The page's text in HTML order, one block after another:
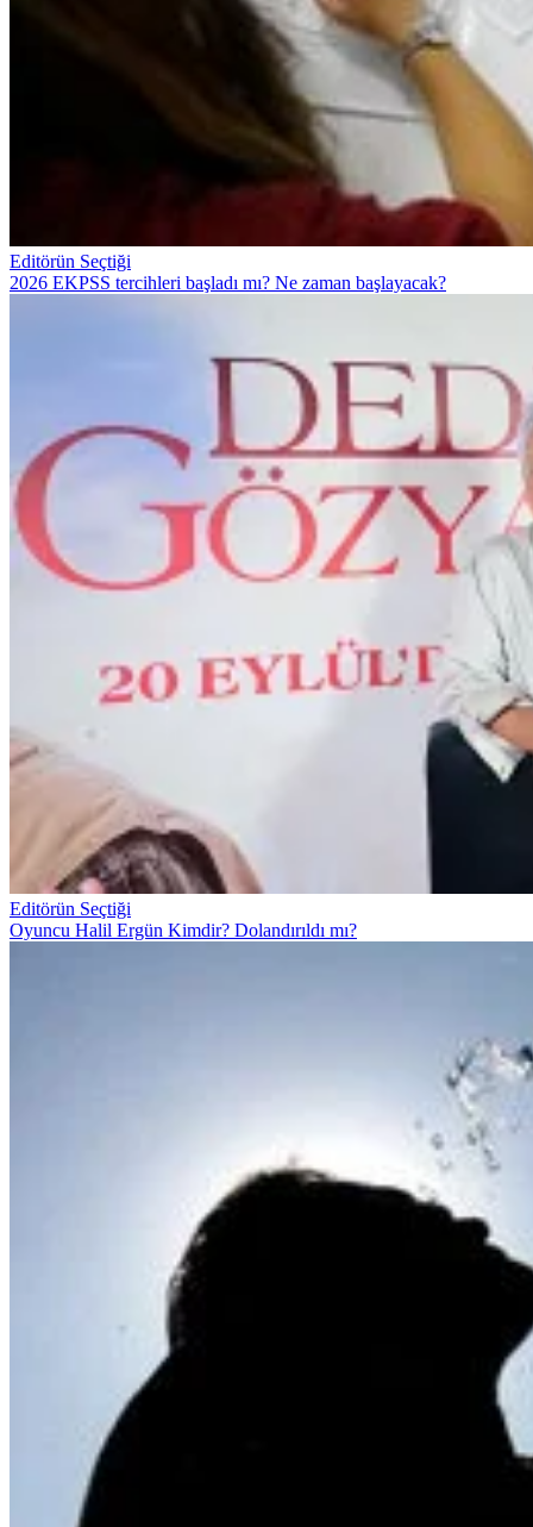
Editörün Seçtiği
2026 EKPSS tercihleri başladı mı? Ne zaman başlayacak?
Editörün Seçtiği
Oyuncu Halil Ergün Kimdir? Dolandırıldı mı?